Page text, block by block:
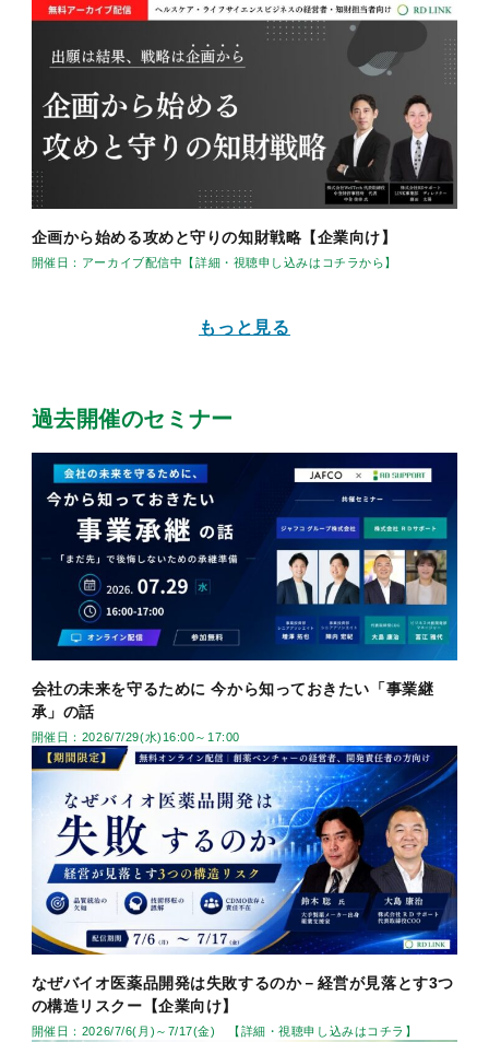
企画から始める攻めと守りの知財戦略【企業向け】
開催日：アーカイブ配信中【詳細・視聴申し込みはコチラから】
もっと見る
過去開催のセミナー
会社の未来を守るために 今から知っておきたい「事業継
承」の話
開催日：2026/7/29(水)16:00～17:00
なぜバイオ医薬品開発は失敗するのか－経営が見落とす3つ
の構造リスクー【企業向け】
開催日：2026/7/6(月)～7/17(金) 【詳細・視聴申し込みはコチラ】